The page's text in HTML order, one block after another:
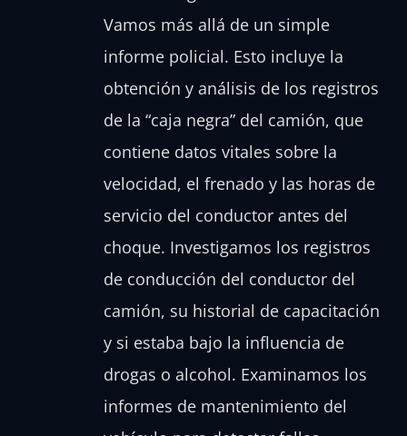
Vamos más allá de un simple
informe policial. Esto incluye la
obtención y análisis de los registros
de la “caja negra” del camión, que
contiene datos vitales sobre la
velocidad, el frenado y las horas de
servicio del conductor antes del
choque. Investigamos los registros
de conducción del conductor del
camión, su historial de capacitación
y si estaba bajo la influencia de
drogas o alcohol. Examinamos los
informes de mantenimiento del